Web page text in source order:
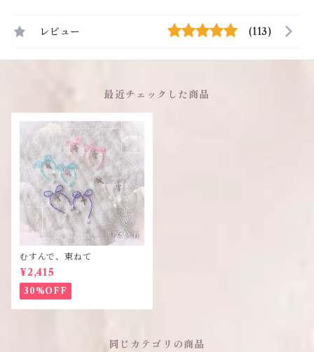
レビュー (113)
最近チェックした商品
むすんで、束ねて
¥2,415
30%OFF
同じカテゴリの商品